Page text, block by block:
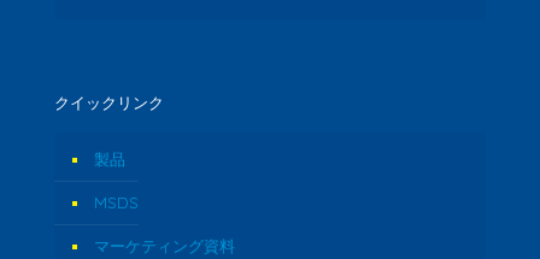
クイックリンク
製品
MSDS
マーケティング資料